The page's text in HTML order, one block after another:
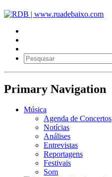
Primary Navigation
Música
Agenda de Concertos
Notícias
Análises
Entrevistas
Reportagens
Festivais
Som